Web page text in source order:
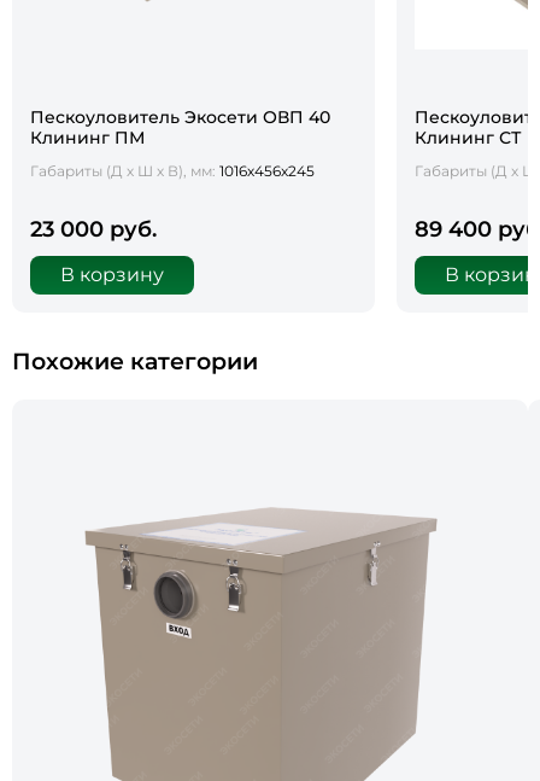
Пескоуловитель Экосети ОВП 40
Клининг ПМ
Габариты (Д х Ш х В), мм: 1016х456х245
23 000 руб.
В корзину
Клининг СТ
Габариты (Д х Ш
89 400
В
Похожие категории